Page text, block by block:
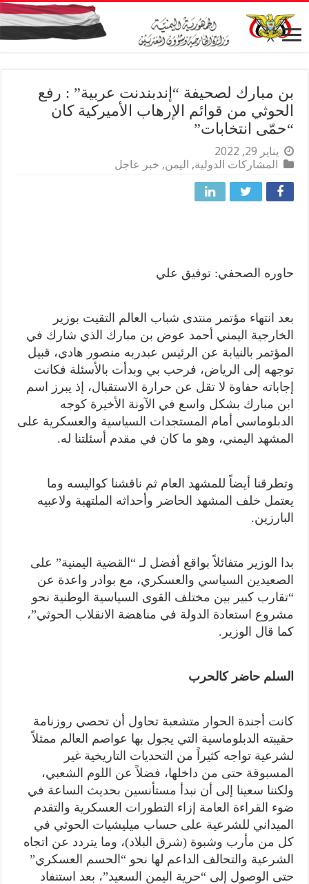
بن مبارك لصحيفة “إندبندنت عربية” : رفع
الحوثي من قوائم الإرهاب الأميركية كان
“حمّى انتخابات”
يناير 29, 2022
المشاركات الدولية, اليمن, خبر عاجل
حاوره الصحفي: توفيق علي
بعد انتهاء مؤتمر منتدى شباب العالم التقيت بوزير
الخارجية اليمني أحمد عوض بن مبارك الذي شارك في
المؤتمر بالنيابة عن الرئيس عبدربه منصور هادي، قبيل
توجهه إلى الرياض، فرحب بي وبدأت بالأسئلة فكانت
إجاباته حفاوة لا تقل عن حرارة الاستقبال، إذ يبرز اسم
ابن مبارك بشكل واسع في الآونة الأخيرة كوجه
الدبلوماسي أمام المستجدات السياسية والعسكرية على
المشهد اليمني، وهو ما كان في مقدم أسئلتنا له.
وتطرقنا أيضاً للمشهد العام ثم ناقشنا كواليسه وما
يعتمل خلف المشهد الحاضر وأحداثه الملتهبة ولاعبيه
البارزين.
بدا الوزير متفائلاً بواقع أفضل لـ “القضية اليمنية” على
الصعيدين السياسي والعسكري، مع بوادر واعدة عن
“تقارب كبير بين مختلف القوى السياسية الوطنية نحو
مشروع استعادة الدولة في مناهضة الانقلاب الحوثي”،
كما قال الوزير.
السلم حاضر كالحرب
كانت أجندة الحوار متشعبة تحاول أن تحصي روزنامة
حقيبته الدبلوماسية التي يجول بها عواصم العالم ممثلاً
لشرعية تواجه كثيراً من التحديات التاريخية غير
المسبوقة حتى من داخلها، فضلاً عن اللوم الشعبي،
ولكننا سعينا إلى أن نبدأ مستأنسين بحديث الساعة في
ضوء القراءة العامة إزاء التطورات العسكرية والتقدم
الميداني للشرعية على حساب ميليشيات الحوثي في
كل من مأرب وشبوة (شرق البلاد)، وما يتردد عن اتجاه
الشرعية والتحالف الداعم لها نحو “الحسم العسكري”
حتى الوصول إلى “حرية اليمن السعيد”، بعد استنفاد